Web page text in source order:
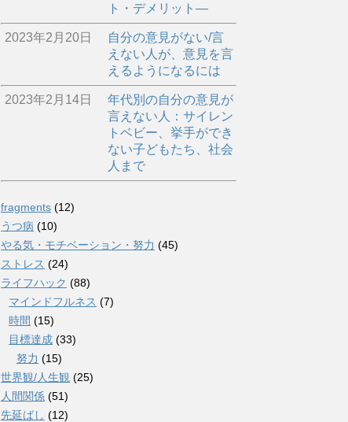
ト・デメリット―
2023年2月20日
自分の意見がない/言
えない人が、意見を言
えるようになるには
2023年2月14日
年代別の自分の意見が
言えない人：サイレン
トベビー、挙手ができ
ない子どもたち、社会
人まで
fragments (12)
うつ病 (10)
やる気・モチベーション・努力 (45)
ストレス (24)
ライフハック (88)
マインドフルネス (7)
時間 (15)
目標達成 (33)
努力 (15)
世界観/人生観 (25)
人間関係 (51)
先延ばし (12)